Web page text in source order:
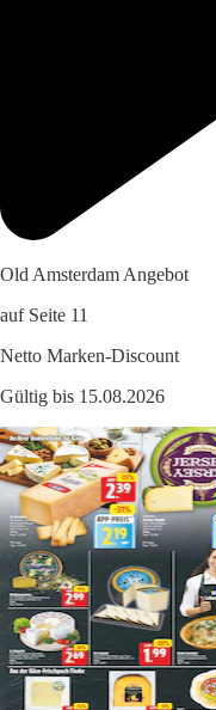
Old Amsterdam Angebot
auf Seite 11
Netto Marken-Discount
Gültig bis 15.08.2026